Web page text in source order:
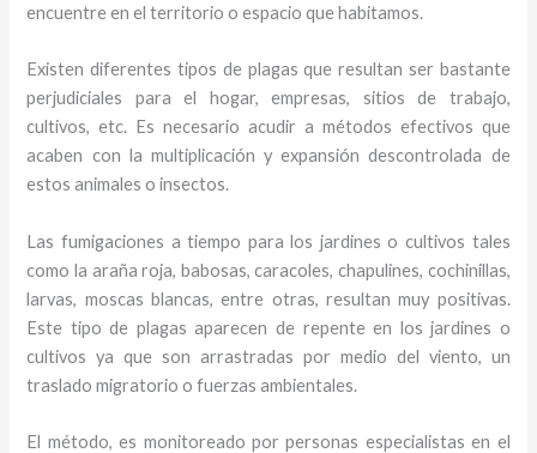
encuentre en el territorio o espacio que habitamos.
Existen diferentes tipos de plagas que resultan ser bastante
perjudiciales para el hogar, empresas, sitios de trabajo,
cultivos, etc. Es necesario acudir a métodos efectivos que
acaben con la multiplicación y expansión descontrolada de
estos animales o insectos.
Las fumigaciones a tiempo para los jardines o cultivos tales
como la araña roja, babosas, caracoles, chapulines, cochinillas,
larvas, moscas blancas, entre otras, resultan muy positivas.
Este tipo de plagas aparecen de repente en los jardines o
cultivos ya que son arrastradas por medio del viento, un
traslado migratorio o fuerzas ambientales.
El método, es monitoreado por personas especialistas en el